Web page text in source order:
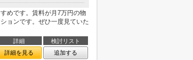
めです。賃料が月7万円の物
ョンです。ぜひ一度見ていた
詳細
検討リスト
詳細を見る 追加する